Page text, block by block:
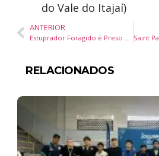
do Vale do Itajaí)
ANTERIOR
Estuprador Foragido é Preso pela Guarda Municipal em Balneário Camboriú
RELACIONADOS